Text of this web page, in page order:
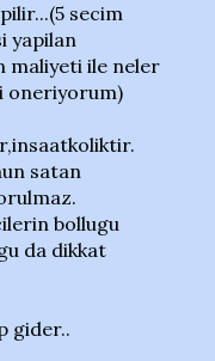
secim
yapilan
maliyeti ile neler
oneriyorum)
satan
bollugu
da dikkat
gider..